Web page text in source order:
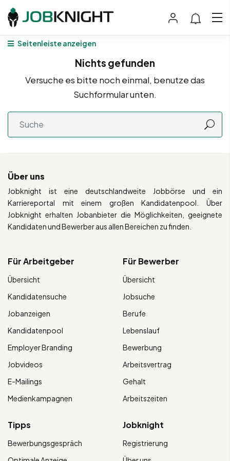
Seitenleiste anzeigen
Nichts gefunden
Versuche es bitte noch einmal, benutze das
Suchformular unten.
Über uns
Jobknight ist eine deutschlandweite Jobbörse und ein
Karriereportal mit einem großen Kandidatenpool. Über
Jobknight erhalten Jobanbieter die Möglichkeiten, geeignete
Kandidaten und Bewerber aus allen Bereichen zu finden.
Für Arbeitgeber
Übersicht
Kandidatensuche
Jobanzeigen
Kandidatenpool
Employer Branding
Jobvideos
E-Mailings
Medienkampagnen
Für Bewerber
Übersicht
Jobsuche
Berufe
Lebenslauf
Bewerbung
Arbeitsvertrag
Gehalt
Arbeitszeiten
Tipps
Bewerbungsgespräch
Jobknight
Registrierung